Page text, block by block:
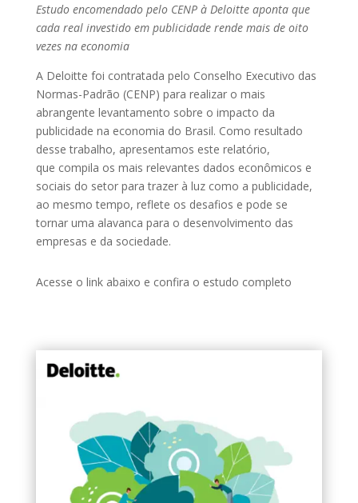
Estudo encomendado pelo CENP à Deloitte aponta que
cada real investido em publicidade rende mais de oito
vezes na economia
A Deloitte foi contratada pelo Conselho Executivo das
Normas-Padrão (CENP) para realizar o mais
abrangente levantamento sobre o impacto da
publicidade na economia do Brasil. Como resultado
desse trabalho, apresentamos este relatório,
que compila os mais relevantes dados econômicos e
sociais do setor para trazer à luz como a publicidade,
ao mesmo tempo, reflete os desafios e pode se
tornar uma alavanca para o desenvolvimento das
empresas e da sociedade.
Acesse o link abaixo e confira o estudo completo